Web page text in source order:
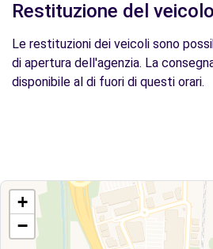
Restituzione del veicolo
Le restituzioni dei veicoli sono
di apertura dell'agenzia. La
disponibile al di fuori di questi orari.
+
−